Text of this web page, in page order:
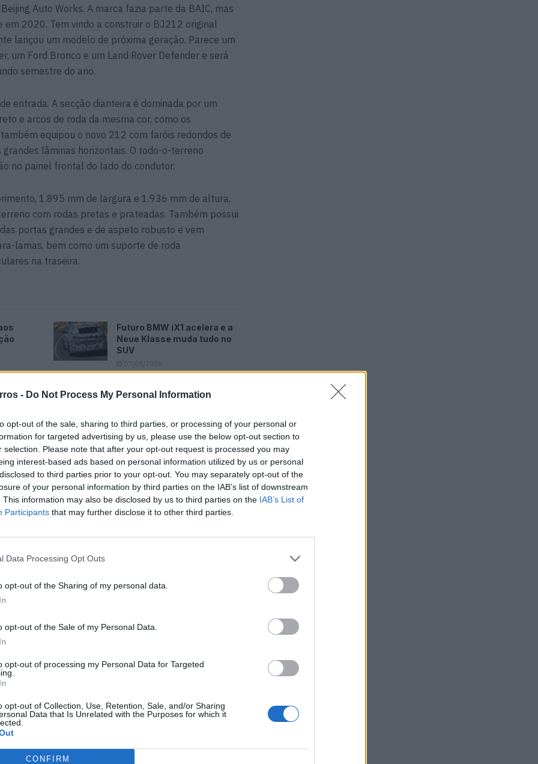
- Do Not Process My Personal Information
opt-out of the sale, sharing to third parties, or processing of your personal or
for targeted advertising by us, please use the below opt-out section to
selection. Please note that after your opt-out request is processed you may
interest-based ads based on personal information utilized by us or personal
to third parties prior to your opt-out. You may separately opt-out of the
of your personal information by third parties on the IAB’s list of downstream
This information may also be disclosed by us to third parties on the IAB’s List of
Participants that may further disclose it to other third parties.
Data Processing Opt Outs
opt-out of the Sharing of my personal data.
opt-out of the Sale of my Personal Data.
opt-out of processing my Personal Data for Targeted
opt-out of Collection, Use, Retention, Sale, and/or Sharing
Data that Is Unrelated with the Purposes for which it
CONFIRM
Auto Works. A marca fazia parte da BAIC, mas
2020. Tem vindo a construir o BJ212 original
lançou um modelo de próxima geração. Parece um
um Ford Bronco e um Land Rover Defender e será
semestre do ano.
entrada. A secção dianteira é dominada por um
e arcos de roda da mesma cor, como os
equipou o novo 212 com faróis redondos de
lâminas horizontais. O todo-o-terreno
no painel frontal do lado do condutor.
1.895 mm de largura e 1.936 mm de altura,
com rodas pretas e prateadas. Também possui
portas grandes e de aspeto robusto e vem
lamas, bem como um suporte de roda
na traseira.
Futuro BMW iX1 acelera e a
Neue Klasse muda tudo no
SUV
07/08/2026
com bigodes de gato em vez
07/08/2026
BAW 212 Special Edition. Apresenta um para-
diferente. Foi equipado com novas jantes e pneus
pequeno capô e cavas das rodas pintadas. Este
kg.
chineses estejam a lançar veículos todo-o-
é um veículo elétrico. Em vez disso, está equipado
cilindros que produz 248 CV que está
com tração às quatro rodas.
do novo modelo revela um grande ecrã de
digital. Também podemos ver botões
como botões para bloquear os diferenciais e